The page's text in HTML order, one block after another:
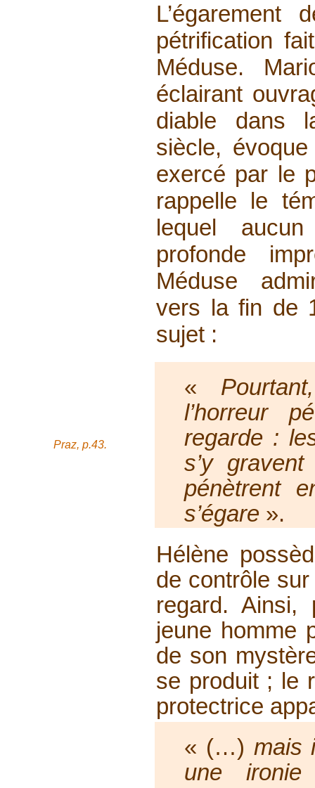
pétrification
Méduse.
éclairant
diable dans
siècle,
exercé par le
rappelle le
lequel
profonde
Méduse
vers la fin de
sujet :
Praz, p.43.
«
l’horreur
regarde :
s’y
pénètrent
s’égare ».
Hélène
de contrôle
regard.
jeune homme
de son
se produit ; le
protectrice
« (…) mais
une